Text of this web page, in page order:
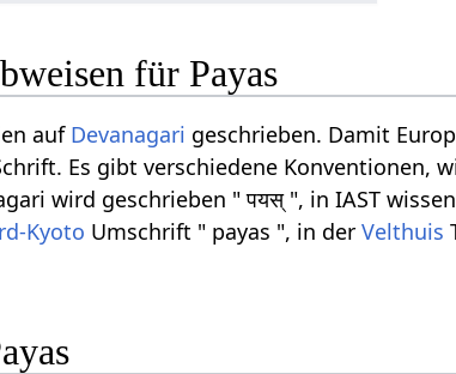
für Payas
auf Devanagari geschrieben. Damit
Es gibt verschiedene Konventionen,
wird geschrieben " पयस् ", in IAST
Kyoto Umschrift " payas ", in derVelthuis